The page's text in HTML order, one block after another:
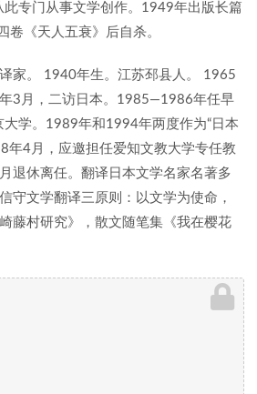
专门从事文学创作。1949年出版长篇
《天人五衰》后自杀。
家。 1940年生。江苏邳县人。 1965
3月，二访日本。1985—1986年任早
学。1989年和1994年两度作为“日本
年4月，应邀担任爱知文教大学专任教
退休离任。翻译日本文学名家名著多
守文学翻译三原则：以文学为使命，
藤村研究》，散文随笔集《我在樱花